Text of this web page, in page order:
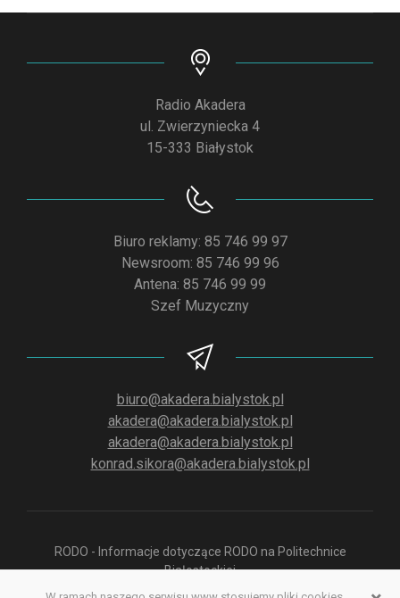
Radio Akadera
ul. Zwierzyniecka 4
15-333 Białystok
Biuro reklamy: 85 746 99 97
Newsroom: 85 746 99 96
Antena: 85 746 99 99
Szef Muzyczny
biuro@akadera.bialystok.pl
akadera@akadera.bialystok.pl
akadera@akadera.bialystok.pl
konrad.sikora@akadera.bialystok.pl
RODO - Informacje dotyczące RODO na Politechnice
Białostockiej